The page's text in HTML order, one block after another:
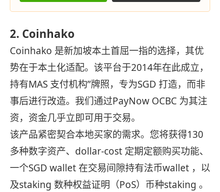
2. Coinhako
Coinhako 是新加坡本土首屈一指的选择，其优
势在于本土化适配。该平台于2014年在此成立，
持有MAS 支付机构”牌照，专为SGD 打造，而非
事后进行改造。我们通过PayNow OCBC 为其注
资，资金几乎立即可用于交易。
该产品紧密契合本地买家的需求。您将获得130
多种数字资产、dollar-cost 定期定额购买功能、
一个SGD wallet 在交易间隙持有法币wallet ，以
及staking 数种权益证明（PoS）币种staking 。